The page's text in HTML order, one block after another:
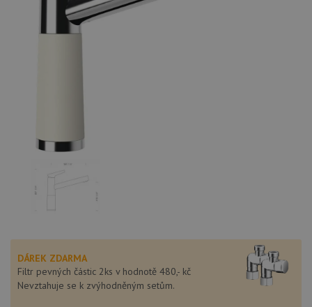
DÁREK ZDARMA
Filtr pevných částic 2ks v hodnotě 480,- kč
Nevztahuje se k zvýhodněným setům.